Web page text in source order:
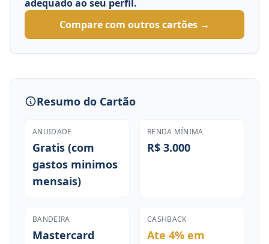
adequado ao seu perfil.
Compare com outros cartões →
Resumo do Cartão
ANUIDADE
Gratis (com
gastos minimos
mensais)
RENDA MÍNIMA
R$ 3.000
BANDEIRA
Mastercard
CASHBACK
Ate 4% em